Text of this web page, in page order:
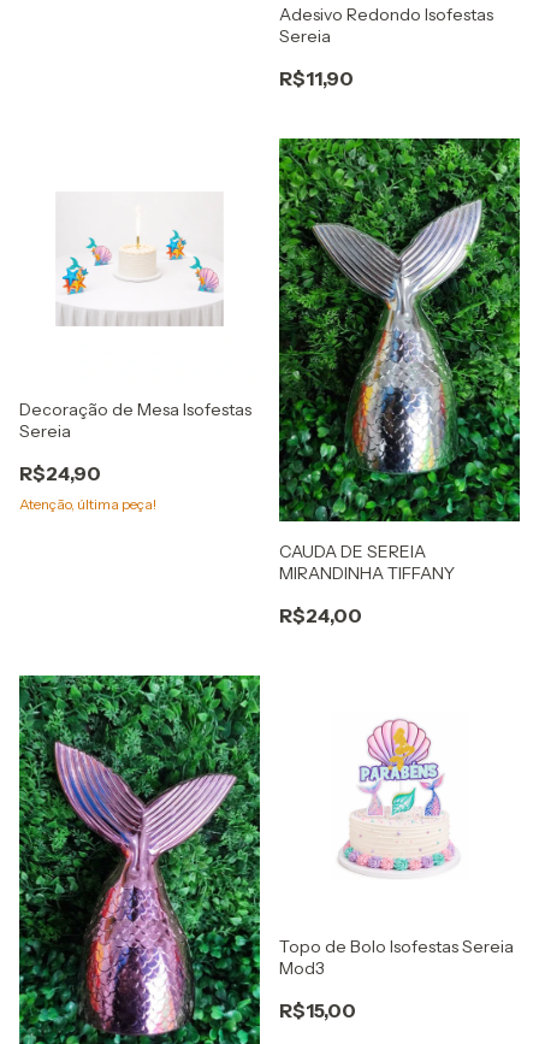
Adesivo Redondo Isofestas
Sereia
R$11,90
Decoração de Mesa Isofestas
Sereia
R$24,90
Atenção, última peça!
CAUDA DE SEREIA
MIRANDINHA TIFFANY
R$24,00
Topo de Bolo Isofestas Sereia
Mod3
R$15,00